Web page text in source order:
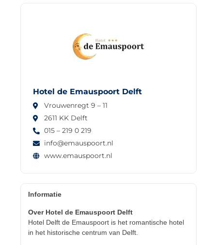
Hotel de Emauspoort Delft
Vrouwenregt 9 – 11
2611 KK Delft
015 – 219 0 219
info@emauspoort.nl
www.emauspoort.nl
Informatie
Over Hotel de Emauspoort Delft
Hotel Delft de Emauspoort is het romantische hotel
in het historische centrum van Delft.